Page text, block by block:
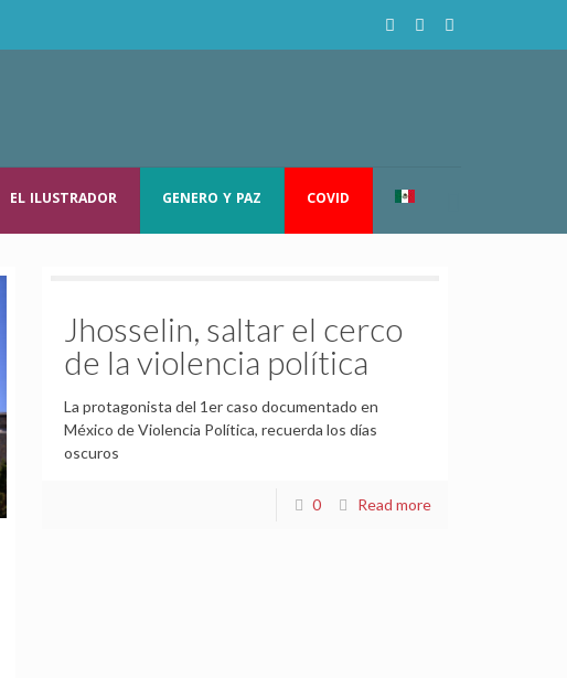
EL ILUSTRADOR GENERO Y PAZ COVID
Jhosselin, saltar el cerco
de la violencia política
La protagonista del 1er caso documentado en
México de Violencia Política, recuerda los días
oscuros
0 Read more